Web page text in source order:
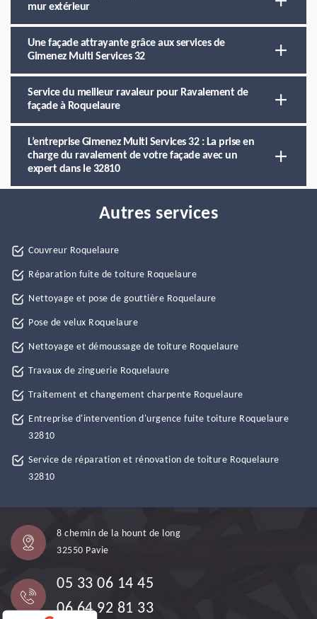
mur extérieur
Une façade attrayante grâce aux services de
Gimenez Multi Services 32
Service du meilleur ravaleur pour Ravalement de
façade à Roquelaure
L’entreprise Gimenez Multi Services 32 : La prise en
charge du ravalement de votre façade avec un
expert dans le 32810
Autres services
Couvreur Roquelaure
Réparation fuite de toiture Roquelaure
Nettoyage et pose de gouttière Roquelaure
Pose de velux Roquelaure
Nettoyage et démoussage de toiture Roquelaure
Travaux de zinguerie Roquelaure
Traitement et changement charpente Roquelaure
Entreprise d'intervention d'urgence fuite toiture Roquelaure
32810
Service de réparation et rénovation de toiture Roquelaure
32810
8 chemin de la hount de long
32550 Pavie
05 33 06 14 45
06 64 92 81 33